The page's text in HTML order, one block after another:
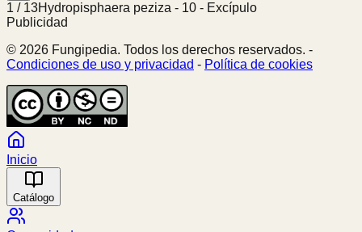
1 / 13Hydropisphaera peziza - 10 - Excípulo
Publicidad
© 2026 Fungipedia. Todos los derechos reservados. -
Condiciones de uso y privacidad - Política de cookies
Inicio
Catálogo